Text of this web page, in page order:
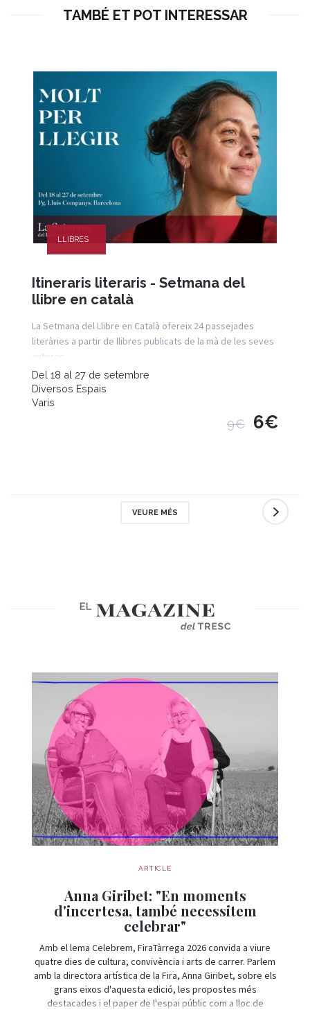
TAMBÉ ET POT INTERESSAR
LLIBRES
Itineraris literaris - Setmana del
llibre en català
La Setmana del Llibre en Català ofereix 24 passejades
literàries a partir de llibres publicats de la mà de les seves
autores.
Del 18 al 27 de setembre
Diversos Espais
Varis
9€ 6€
VEURE MÉS
ARTICLE
Anna Giribet: "En moments
d'incertesa, també necessitem
celebrar"
Amb el lema Celebrem, FiraTàrrega 2026 convida a viure
quatre dies de cultura, convivència i arts de carrer. Parlem
amb la directora artística de la Fira, Anna Giribet, sobre els
grans eixos d'aquesta edició, les propostes més
destacades i el paper de l'espai públic com a lloc de